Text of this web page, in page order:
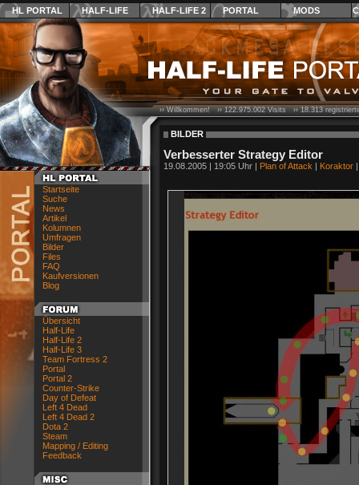
HL PORTAL HALF-LIFE HALF-LIFE 2 PORTAL MODS
Startseite
Suche
News
Artikel
Kolumnen
Umfragen
Bilder
Files
FAQ
Kaufversionen
Blog
Übersicht
Half-Life
Half-Life 2
Half-Life 3
Team Fortress 2
Portal
Portal 2
Counter-Strike
Day of Defeat
Left 4 Dead
Left 4 Dead 2
Dota 2
Steam
Mapping / Editing
Feedback
›› Willkommen! ››122.975.002Visits ››18.313
BILDER
Verbesserter Strategy Editor
19.08.2005 | 19:05 Uhr | Plan of Attack | Koraktor